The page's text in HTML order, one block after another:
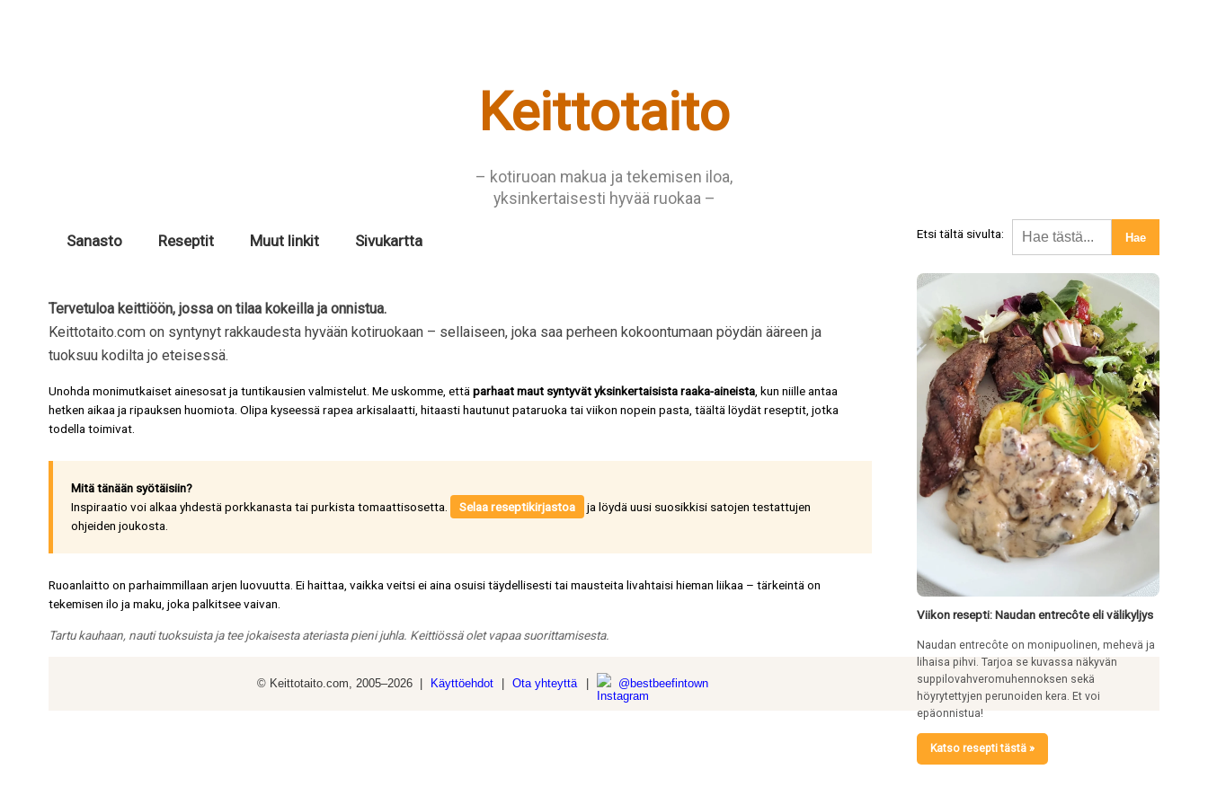
Keittotaito
– kotiruoan makua ja tekemisen iloa,
yksinkertaisesti hyvää ruokaa –
Sanasto Reseptit Muut linkit Sivukartta Etsi tältä sivulta:
Viikon resepti: Naudan entrecôte eli välikyljys
Naudan entrecôte on monipuolinen, mehevä ja
lihaisa pihvi. Tarjoa se kuvassa näkyvän
suppilovahveromuhennoksen sekä
höyrytettyjen perunoiden kera. Et voi
epäonnistua!
Katso resepti tästä »
Tervetuloa keittiöön, jossa on tilaa kokeilla ja onnistua.
Keittotaito.com on syntynyt rakkaudesta hyvään kotiruokaan – sellaiseen, joka saa perheen kokoontumaan pöydän ääreen ja
tuoksuu kodilta jo eteisessä.
Unohda monimutkaiset ainesosat ja tuntikausien valmistelut. Me uskomme, ettäparhaat maut syntyvät yksinkertaisista raaka-aineista , kun niille antaa
hetken aikaa ja ripauksen huomiota. Olipa kyseessä rapea arkisalaatti, hitaasti hautunut pataruoka tai viikon nopein pasta, täältä löydät reseptit, jotka
todella toimivat.
Mitä tänään syötäisiin?
Inspiraatio voi alkaa yhdestä porkkanasta tai purkista tomaattisosetta.
Selaa reseptikirjastoa
ja löydä uusi suosikkisi satojen testattujen
ohjeiden joukosta.
Ruoanlaitto on parhaimmillaan arjen luovuutta. Ei haittaa, vaikka veitsi ei aina osuisi täydellisesti tai mausteita livahtaisi hieman liikaa – tärkeintä on
tekemisen ilo ja maku, joka palkitsee vaivan.
Tartu kauhaan, nauti tuoksuista ja tee jokaisesta ateriasta pieni juhla. Keittiössä olet vapaa suorittamisesta.
© Keittotaito.com, 2005–2026 | Käyttöehdot Ota yhteyttä @bestbeefintown